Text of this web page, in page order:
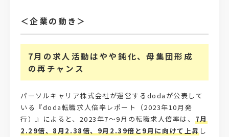
＜企業の動き＞
7月の求人活動はやや鈍化、母集団形成
の再チャンス
パーソルキャリア株式会社が運営するdodaが公表して
いる『doda転職求人倍率レポート（2023年10月発
行）』によると、2023年7～9月の転職求人倍率は、 7月
2.29倍、8月2.38倍、9月2.39倍と9月に向けて上昇し